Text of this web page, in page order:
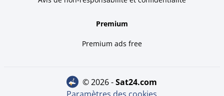
Premium
Premium ads free
© 2026 - sat24.com